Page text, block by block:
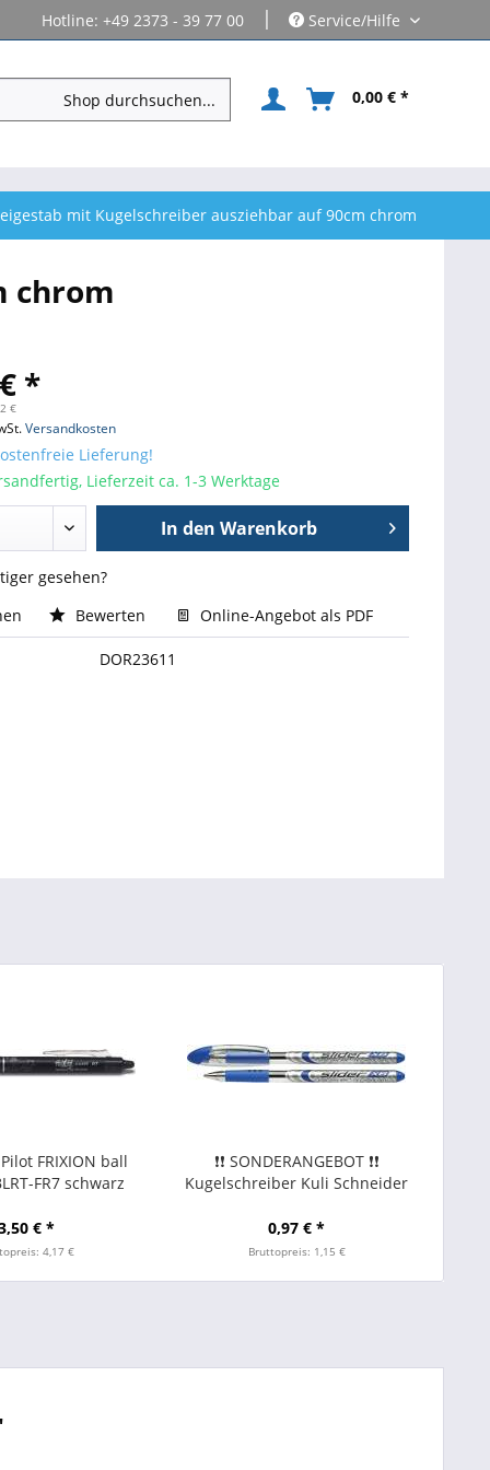
Hotline: +49 2373 - 39 77 00 | Service/Hilfe
0,00 € *
mit Kugelschreiber ausziehbar auf 90cm chrom
chrom
*
€
Versandkosten
Lieferung!
Lieferzeit ca. 1-3 Werktage
In den Warenkorb
gesehen?
Bewerten Online-Angebot als PDF
DOR23611
FRIXION ball
FR7 schwarz
€ *
4,17 €
❗❗ SONDERANGEBOT ❗❗
Kugelschreiber Kuli Schneider
0,7mm Schreibfarbe bl
0,97 € *
Bruttopreis: 1,15 €